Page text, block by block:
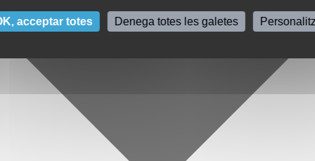
acceptar totes Denega totes les galetes